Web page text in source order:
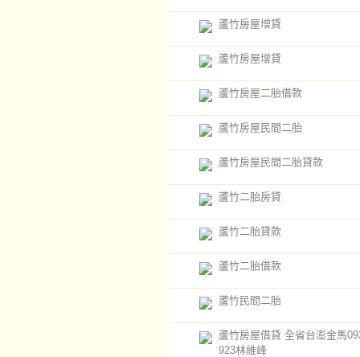
蘆竹房屋增貸
蘆竹房屋增貸
蘆竹房屋二胎借款
蘆竹房屋民間二胎
蘆竹房屋民間二胎貸款
蘆竹二胎房貸
蘆竹二胎貸款
蘆竹二胎借款
蘆竹民間二胎
蘆竹房屋借貸 全省台澎金馬
923林維峰